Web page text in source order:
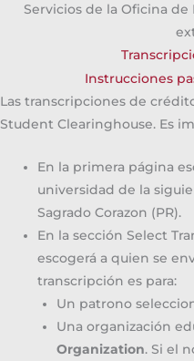
Servicios de la Oficina de
Instrucciones
Las transcripciones de
Student Clearinghouse. Es
En la primera página
universidad de la
Sagrado Corazon (PR).
En la sección Select
escogerá a quien se
transcripción es para:
Un patrono
Una organización
Organization. Si el